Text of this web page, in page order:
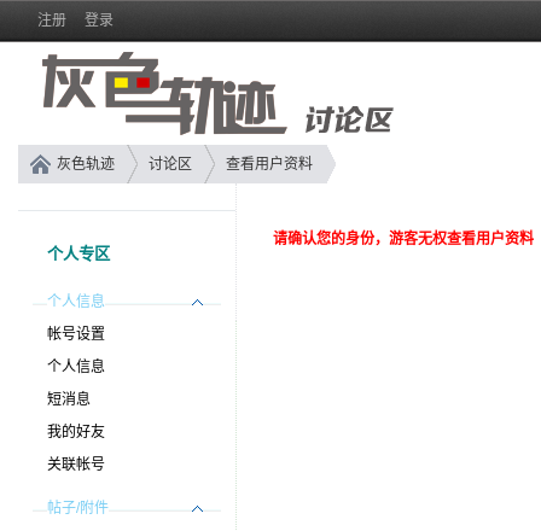
注册 登录
灰色轨迹 讨论区 查看用户资料
个人专区
个人信息
帐号设置
个人信息
短消息
我的好友
关联帐号
帖子/附件
请确认您的身份，游客无权查看用户资料